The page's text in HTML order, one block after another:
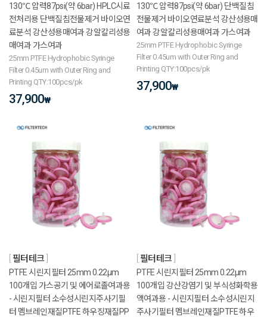
130℃ 압력87psi(약 6bar) HPLC시료
전처리용 단백질침전물제거 바이오연
료분석 강산성용매여과 강알칼리성용
매여과 가스여과
25mm PTFE Hydrophobic Syringe
Filter 0.45um with Outer Ring and
Printing QTY:100pcs/pk
37,900₩
130℃ 압력87psi(약 6bar) 단백질침
전물제거 바이오연료분석 강산성용매
여과 강알칼리성용매여과 가스여과
25mm PTFE Hydrophobic Syringe
Filter 0.45um with Outer Ring and
Printing QTY:100pcs/pk
37,900₩
필터테크
PTFE 시린지필터 25mm 0.22μm
100개입 가스공기 및 에어로졸여과용
- 시린지필터 소수성시린지주사기필
터 멤브레인재질PTFE 하우징재질PP
필터테크
PTFE 시린지필터 25mm 0.22μm
100개입 강산강염기 및 부식성화학용
액여과용 - 시린지필터 소수성시린지
주사기필터 멤브레인재질PTFE 하우